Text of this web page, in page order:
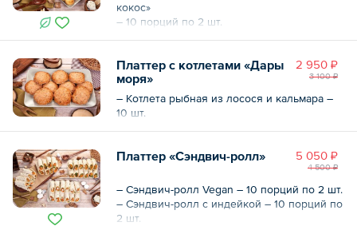
кокос»
– 10 порций по 2 шт.
2 950 ₽
3 100 ₽
Платтер с котлетами «Дары
моря»
– Котлета рыбная из лосося и кальмара –
10 шт.
5 050 ₽
4 500 ₽
Платтер «Сэндвич-ролл»
– Сэндвич-ролл Vegan – 10 порций по 2 шт.
– Сэндвич-ролл с индейкой – 10 порций по
2 шт.